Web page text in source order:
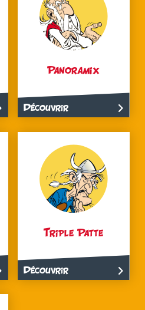
Panoramix
Découvrir
Triple Patte
Découvrir